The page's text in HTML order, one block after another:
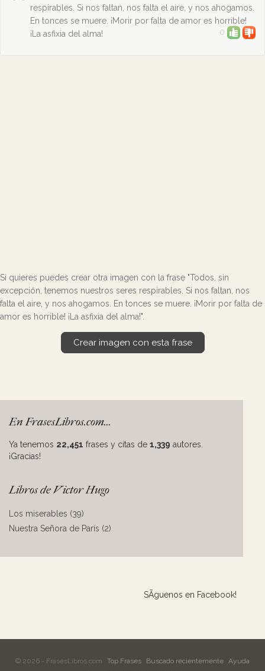
respirables. Si nos faltan, nos falta el aire, y nos ahogamos.
En tonces se muere. ¡Morir por falta de amor es horrible!
¡La asfixia del alma!
0
Si quieres puedes crear otra imagen con la frase "Todos, sin
excepción, tenemos nuestros seres respirables. Si nos faltan, nos
falta el aire, y nos ahogamos. En tonces se muere. ¡Morir por falta de
amor es horrible! ¡La asfixia del alma!".
Crear imagen con esta frase
En FrasesLibros.com...
Ya tenemos 22,451 frases y citas de 1,339 autores.
¡Gracias!
Libros de Victor Hugo
Los miserables (39)
Nuestra Señora de París (2)
SÃ­guenos en Facebook!
© 2026 - FrasesLibros.com Top Frases Buscado recientemente Ayuda